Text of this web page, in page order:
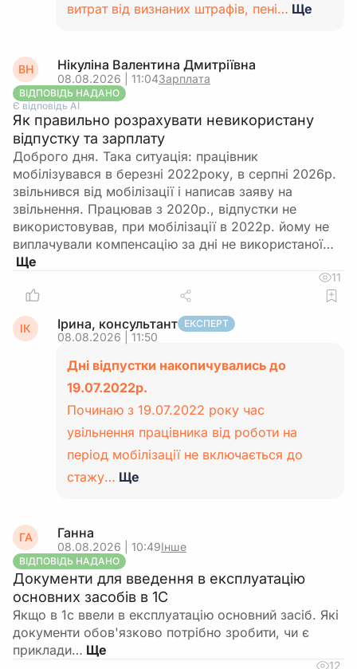
витрат від визнаних штрафів, пені… Ще
ВН Нікуліна Валентина Дмитріївна
08.08.2026 | 11:04Зарплата
ВІДПОВІДЬ НАДАНО
Є відповідь АІ
Як правильно розрахувати невикористану
відпустку та зарплату
Доброго дня. Така ситуація: працівник
мобілізувався в березні 2022року, в серпні 2026р.
звільнився від мобілізації і написав заяву на
звільнення. Працював з 2020р., відпустки не
використовував, при мобілізації в 2022р. йому не
виплачували компенсацію за дні не використаної…
11
ІК Ірина, консультант ЕКСПЕРТ
08.08.2026 | 11:50
Дні відпустки накопичувались до
19.07.2022р.
Починаю з 19.07.2022 року час
увільнення працівника від роботи на
період мобілізації не включається до
стажу… Ще
ГА Ганна
08.08.2026 | 10:49Інше
ВІДПОВІДЬ НАДАНО
Документи для введення в експлуатацію
основних засобів в 1С
Якщо в 1с ввели в експлуатацію основний засіб. Які
документи обов'язково потрібно зробити, чи є
приклади…
12